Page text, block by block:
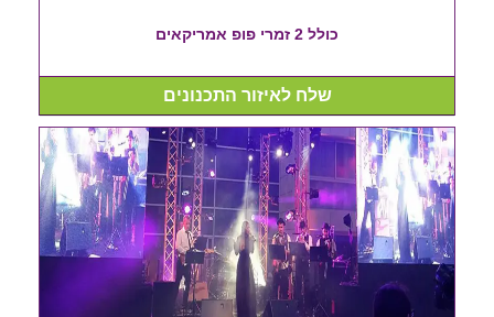
כולל 2 זמרי פופ אמריקאים
שלח לאיזור התכנונים